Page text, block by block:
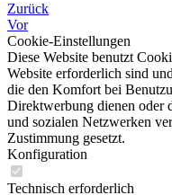
Zurück
Vor
Cookie-Einstellungen
Diese Website benutzt
Website erforderlich sind
die den Komfort bei
Direktwerbung dienen oder
und sozialen Netzwerken
Zustimmung gesetzt.
Konfiguration
Technisch erforderlich